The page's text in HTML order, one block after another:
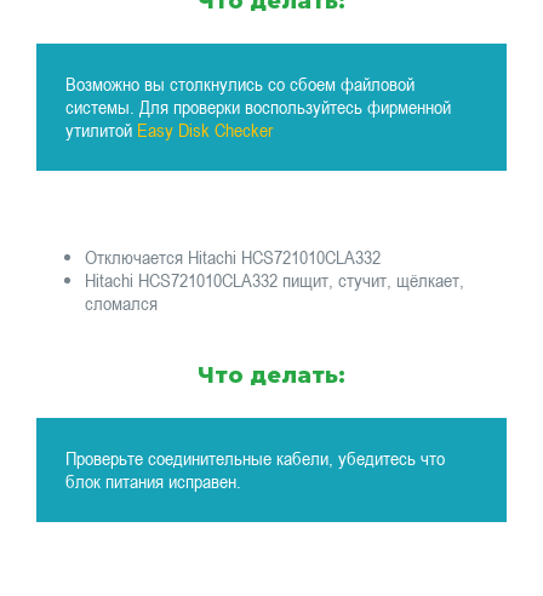
Возможно вы столкнулись со сбоем файловой
системы. Для проверки воспользуйтесь фирменной
утилитой Easy Disk Checker
Отключается Hitachi HCS721010CLA332
Hitachi HCS721010CLA332 пищит, стучит, щёлкает,
сломался
Что делать:
Проверьте соединительные кабели, убедитесь что
блок питания исправен.